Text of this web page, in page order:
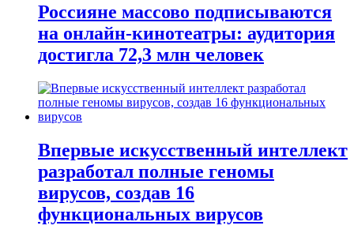
Россияне массово подписываются
на онлайн-кинотеатры: аудитория
достигла 72,3 млн человек
Впервые искусственный интеллект
разработал полные геномы
вирусов, создав 16
функциональных вирусов